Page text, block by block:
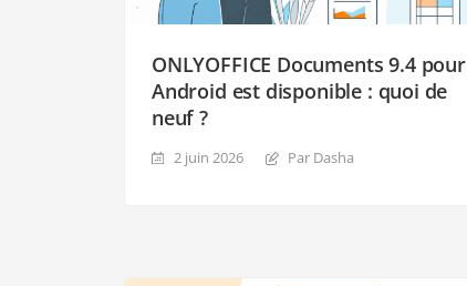
ONLYOFFICE Documents 9.4 pour
Android est disponible : quoi de
neuf ?
2 juin 2026 Par Dasha